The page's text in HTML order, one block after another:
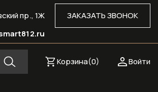
ЗАКАЗАТЬ ЗВОНОК
пр., 1Ж
Войти
Корзина(0)